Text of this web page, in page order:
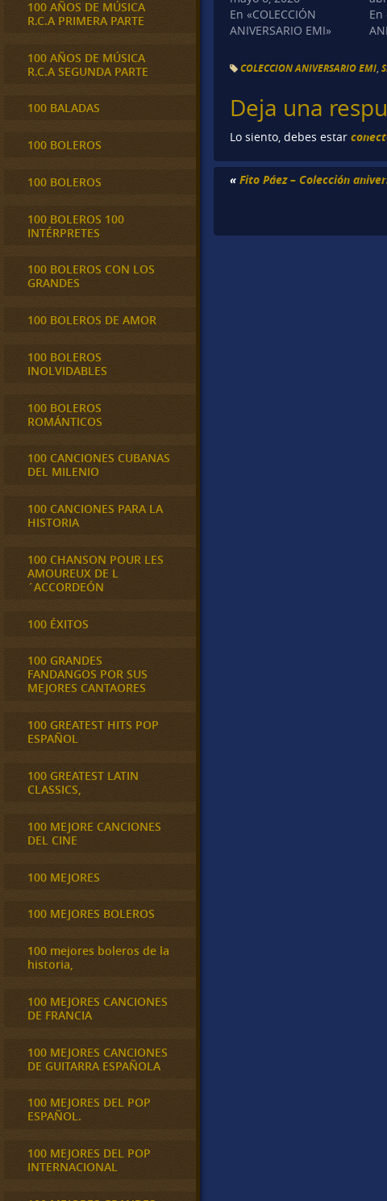
En «COLECCIÓN
ANIVERSARIO EMI»
En
COLECCION ANIVERSARIO EMI ,
Deja una
Lo siento, debes estar
«Fito Páez – Colección
100 AÑOS DE MÚSICA
R.C.A PRIMERA PARTE
100 AÑOS DE MÚSICA
R.C.A SEGUNDA PARTE
100 BALADAS
100 BOLEROS
100 BOLEROS
100 BOLEROS 100
INTÉRPRETES
100 BOLEROS CON LOS
GRANDES
100 BOLEROS DE AMOR
100 BOLEROS
INOLVIDABLES
100 BOLEROS
ROMÁNTICOS
100 CANCIONES CUBANAS
DEL MILENIO
100 CANCIONES PARA LA
HISTORIA
100 CHANSON POUR LES
AMOUREUX DE L
´ACCORDEÓN
100 ÉXITOS
100 GRANDES
FANDANGOS POR SUS
MEJORES CANTAORES
100 GREATEST HITS POP
ESPAÑOL
100 GREATEST LATIN
CLASSICS,
100 MEJORE CANCIONES
DEL CINE
100 MEJORES
100 MEJORES BOLEROS
100 mejores boleros de la
historia,
100 MEJORES CANCIONES
DE FRANCIA
100 MEJORES CANCIONES
DE GUITARRA ESPAÑOLA
100 MEJORES DEL POP
ESPAÑOL.
100 MEJORES DEL POP
INTERNACIONAL